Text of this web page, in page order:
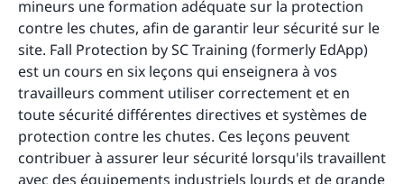
mineurs une formation adéquate sur la protection
contre les chutes, afin de garantir leur sécurité sur le
site. Fall Protection by SC Training (formerly EdApp)
est un cours en six leçons qui enseignera à vos
travailleurs comment utiliser correctement et en
toute sécurité différentes directives et systèmes de
protection contre les chutes. Ces leçons peuvent
contribuer à assurer leur sécurité lorsqu'ils travaillent
avec des équipements industriels lourds et de grande